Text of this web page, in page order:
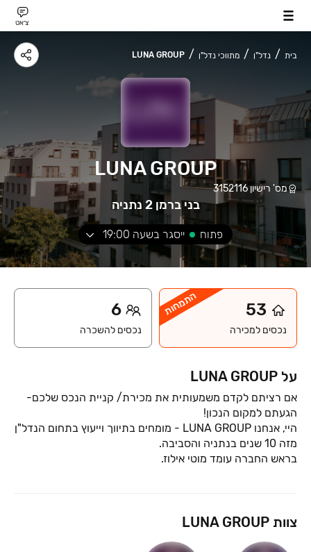
צ׳אט
בית נדל"ן מתווכי נדל"ן LUNA GROUP
LUNA GROUP
מס' רישיון3152116
בני ברמן 2 נתניה
פתוח ייסגר בשעה 19:00
התמחות 53
נכסים למכירה
6
נכסים להשכרה
על LUNA GROUP
אם רציתם לקדם משמעותית את מכירת/ קניית הנכס שלכם-
היי, אנחנו LUNA GROUP - מומחים בתיווך וייעוץ בתחום הנדל"ן
צוות LUNA GROUP